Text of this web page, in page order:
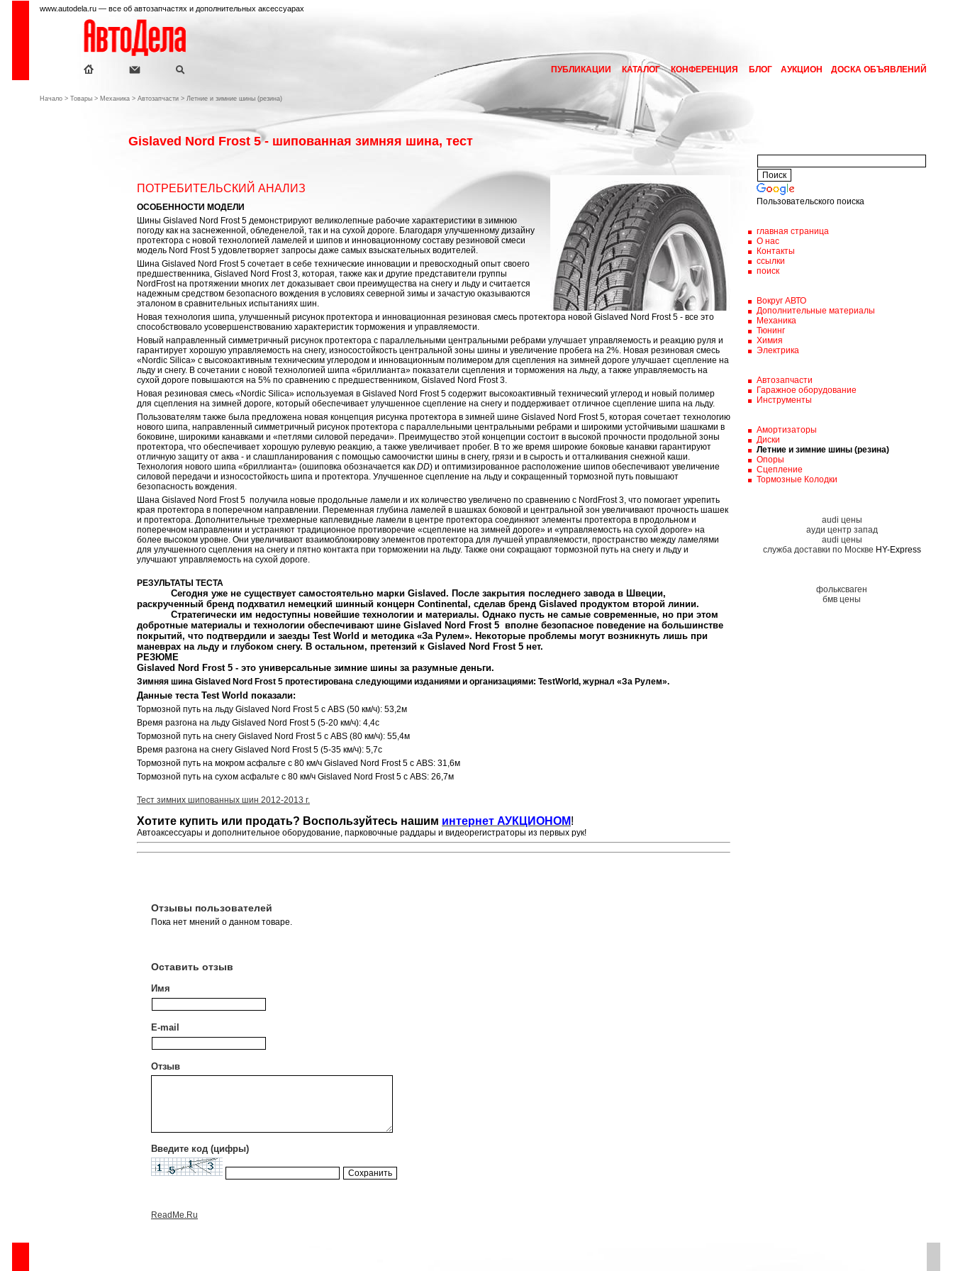
www.autodela.ru — все об автозапчастях и дополнительных аксессуарах
ПУБЛИКАЦИИ КАТАЛОГ КОНФЕРЕНЦИЯ БЛОГ АУКЦИОН ДОСКА ОБЪЯВЛЕНИЙ
Начало > Товары > Механика > Автозапчасти > Летние и зимние шины (резина)
Gislaved Nord Frost 5 - шипованная зимняя шина, тест
ПОТРЕБИТЕЛЬСКИЙ АНАЛИЗ
ОСОБЕННОСТИ МОДЕЛИ
Шины Gislaved Nord Frost 5 демонстрируют великолепные рабочие характеристики в зимнюю
погоду как на заснеженной, обледенелой, так и на сухой дороге. Благодаря улучшенному дизайну
протектора с новой технологией ламелей и шипов и инновационному составу резиновой смеси
модель Nord Frost 5 удовлетворяет запросы даже самых взыскательных водителей.
Шина Gislaved Nord Frost 5 сочетает в себе технические инновации и превосходный опыт своего
предшественника, Gislaved Nord Frost 3, которая, также как и другие представители группы
NordFrost на протяжении многих лет доказывает свои преимущества на снегу и льду и считается
надежным средством безопасного вождения в условиях северной зимы и зачастую оказываются
эталоном в сравнительных испытаниях шин.
Новая технология шипа, улучшенный рисунок протектора и инновационная резиновая смесь протектора новой Gislaved Nord Frost 5 - все это
способствовало усовершенствованию характеристик торможения и управляемости.
Новый направленный симметричный рисунок протектора с параллельными центральными ребрами улучшает управляемость и реакцию руля и
гарантирует хорошую управляемость на снегу, износостойкость центральной зоны шины и увеличение пробега на 2%. Новая резиновая смесь
«Nordic Silica» с высокоактивным техническим углеродом и инновационным полимером для сцепления на зимней дороге улучшает сцепление на
льду и снегу. В сочетании с новой технологией шипа «бриллианта» показатели сцепления и торможения на льду, а также управляемость на
сухой дороге повышаются на 5% по сравнению с предшественником, Gislaved Nord Frost 3.
Новая резиновая смесь «Nordic Silica» используемая в Gislaved Nord Frost 5 содержит высокоактивный технический углерод и новый полимер
для сцепления на зимней дороге, который обеспечивает улучшенное сцепление на снегу и поддерживает отличное сцепление шипа на льду.
Пользователям также была предложена новая концепция рисунка протектора в зимней шине Gislaved Nord Frost 5, которая сочетает технологию
нового шипа, направленный симметричный рисунок протектора с параллельными центральными ребрами и широкими устойчивыми шашками в
боковине, широкими канавками и «петлями силовой передачи». Преимущество этой концепции состоит в высокой прочности продольной зоны
протектора, что обеспечивает хорошую рулевую реакцию, а также увеличивает пробег. В то же время широкие боковые канавки гарантируют
отличную защиту от аква - и слашпланирования с помощью самоочистки шины в снегу, грязи и в сырость и отталкивания снежной каши.
Технология нового шипа «бриллианта» (ошиповка обозначается как DD) и оптимизированное расположение шипов обеспечивают увеличение
силовой передачи и износостойкость шипа и протектора. Улучшенное сцепление на льду и сокращенный тормозной путь повышают
безопасность вождения.
Шана Gislaved Nord Frost 5 получила новые продольные ламели и их количество увеличено по сравнению с NordFrost 3, что помогает укрепить
края протектора в поперечном направлении. Переменная глубина ламелей в шашках боковой и центральной зон увеличивают прочность шашек
и протектора. Дополнительные трехмерные каплевидные ламели в центре протектора соединяют элементы протектора в продольном и
поперечном направлении и устраняют традиционное противоречие «сцепление на зимней дороге» и «управляемость на сухой дороге» на
более высоком уровне. Они увеличивают взаимоблокировку элементов протектора для лучшей управляемости, пространство между ламелями
для улучшенного сцепления на снегу и пятно контакта при торможении на льду. Также они сокращают тормозной путь на снегу и льду и
улучшают управляемость на сухой дороге.
РЕЗУЛЬТАТЫ ТЕСТА
Сегодня уже не существует самостоятельно марки Gislaved. После закрытия последнего завода в Швеции,
раскрученный бренд подхватил немецкий шинный концерн Continental, сделав бренд Gislaved продуктом второй линии.
Стратегически им недоступны новейшие технологии и материалы. Однако пусть не самые современные, но при этом
добротные материалы и технологии обеспечивают шине Gislaved Nord Frost 5 вполне безопасное поведение на большинстве
покрытий, что подтвердили и заезды Test World и методика «За Рулем». Некоторые проблемы могут возникнуть лишь при
маневрах на льду и глубоком снегу. В остальном, претензий к Gislaved Nord Frost 5 нет.
РЕЗЮМЕ
Gislaved Nord Frost 5 - это универсальные зимние шины за разумные деньги.
Зимняя шина Gislaved Nord Frost 5 протестирована следующими изданиями и организациями: TestWorld, журнал «За Рулем».
Данные теста Test World показали:
Тормозной путь на льду Gislaved Nord Frost 5 с ABS (50 км/ч): 53,2м
Время разгона на льду Gislaved Nord Frost 5 (5-20 км/ч): 4,4с
Тормозной путь на снегу Gislaved Nord Frost 5 с ABS (80 км/ч): 55,4м
Время разгона на снегу Gislaved Nord Frost 5 (5-35 км/ч): 5,7с
Тормозной путь на мокром асфальте с 80 км/ч Gislaved Nord Frost 5 с ABS: 31,6м
Тормозной путь на сухом асфальте с 80 км/ч Gislaved Nord Frost 5 с ABS: 26,7м
Тест зимних шипованных шин 2012-2013 г.
Хотите купить или продать? Воспользуйтесь нашим интернет АУКЦИОНОМ!
Автоаксессуары и дополнительное оборудование, парковочные раддары и видеорегистраторы из первых рук!
Отзывы пользователей
Пока нет мнений о данном товаре.
Оставить отзыв
Имя
E-mail
Отзыв
Введите код (цифры)
ReadMe.Ru
Пользовательского поиска
главная страница
О нас
Контакты
ссылки
поиск
Вокруг АВТО
Дополнительные материалы
Механика
Тюнинг
Химия
Электрика
Автозапчасти
Гаражное оборудование
Инструменты
Амортизаторы
Диски
Летние и зимние шины (резина)
Опоры
Сцепление
Тормозные Колодки
audi цены
ауди центр запад
audi цены
служба доставки по Москве HY-Express
фольксваген
бмв цены